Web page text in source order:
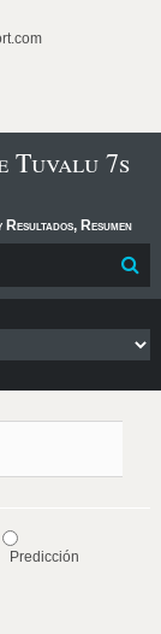
Tuvalu 7s
Resumen
Predicción